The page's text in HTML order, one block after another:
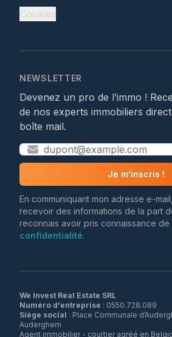
Cookies
NEWSLETTER
Devenez un pro de l’immo !
de nos experts immobiliers
boîte mail.
Je m’inscris !
En communiquant mon adresse e-
recevoir des informations de la part
reconnais avoir pris connaissance de
confidentialité.
We Invest Real Estate SRL
Numéro d'entreprise
Siège social : Place Communale
Auderghem
Agent immobilier - courtier agréé en